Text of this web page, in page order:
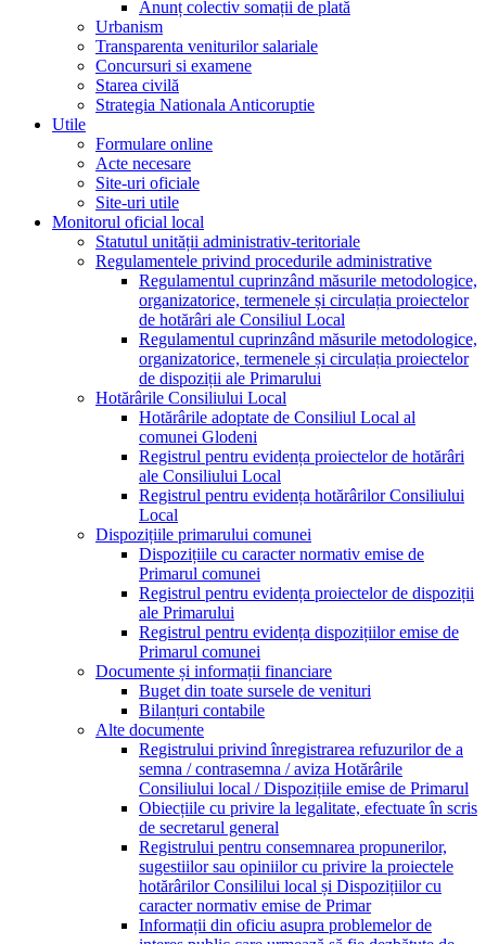
Anunț colectiv somații de plată
Urbanism
Transparenta veniturilor salariale
Concursuri si examene
Starea civilă
Strategia Nationala Anticoruptie
Utile
Formulare online
Acte necesare
Site-uri oficiale
Site-uri utile
Monitorul oficial local
Statutul unității administrativ-teritoriale
Regulamentele privind procedurile administrative
Regulamentul cuprinzând măsurile metodologice,
organizatorice, termenele și circulația proiectelor
de hotărâri ale Consiliul Local
Regulamentul cuprinzând măsurile metodologice,
organizatorice, termenele și circulația proiectelor
de dispoziții ale Primarului
Hotărârile Consiliului Local
Hotărârile adoptate de Consiliul Local al
comunei Glodeni
Registrul pentru evidența proiectelor de hotărâri
ale Consiliului Local
Registrul pentru evidența hotărârilor Consiliului
Local
Dispozițiile primarului comunei
Dispozițiile cu caracter normativ emise de
Primarul comunei
Registrul pentru evidența proiectelor de dispoziții
ale Primarului
Registrul pentru evidența dispozițiilor emise de
Primarul comunei
Documente și informații financiare
Buget din toate sursele de venituri
Bilanțuri contabile
Alte documente
Registrului privind înregistrarea refuzurilor de a
semna / contrasemna / aviza Hotărârile
Consiliului local / Dispozițiile emise de Primarul
Obiecțiile cu privire la legalitate, efectuate în scris
de secretarul general
Registrului pentru consemnarea propunerilor,
sugestiilor sau opiniilor cu privire la proiectele
hotărârilor Consililui local și Dispozițiilor cu
caracter normativ emise de Primar
Informații din oficiu asupra problemelor de